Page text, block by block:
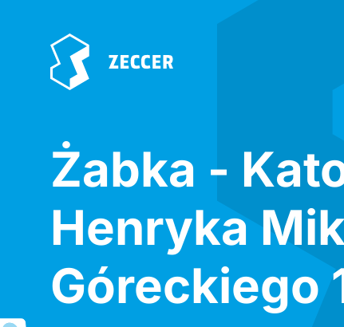
Żabka -
Henryka
Góreckiego